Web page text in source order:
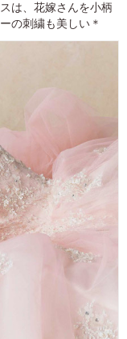
は、花嫁さんを小柄
の刺繍も美しい＊